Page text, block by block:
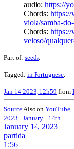
audio: https://
Chords: https://
viola/samba-
Chords: https://
veloso/
Part of: seeds.
Tagged: in Portuguese.
Jan 14 2023, 12h59 from
SourceAlso on YouTube
2023 · January · 14th
January 14, 2023
partida
1:56